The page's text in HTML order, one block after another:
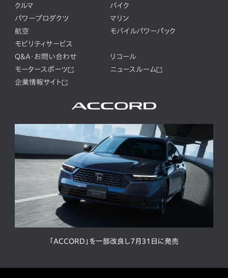
クルマ
バイク
パワープロダクツ
マリン
航空
モバイルパワーパック
モビリティサービス
Q&A・お問い合わせ
リコール
モータースポーツ
ニュースルーム
企業情報サイト
「ACCORD」を一部改良し7月31日に発売